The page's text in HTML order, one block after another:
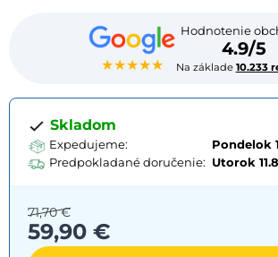
★★★★★
Hodnotenie
4.9/5
Na základe 10.233
Skladom
Expedujeme:
Pondelok
Predpokladané doručenie: Utorok
59,90 €
71,70 €